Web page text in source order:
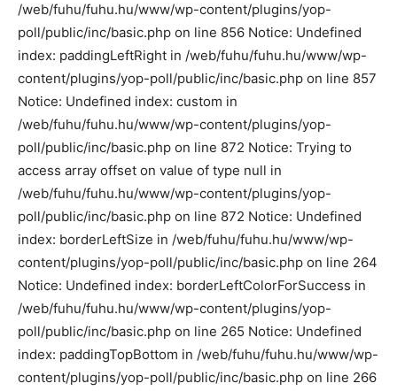
/web/fuhu/fuhu.hu/www/wp-content/plugins/yop-
poll/public/inc/basic.php on line 856 Notice: Undefined
index: paddingLeftRight in /web/fuhu/fuhu.hu/www/wp-
content/plugins/yop-poll/public/inc/basic.php on line 857
Notice: Undefined index: custom in
/web/fuhu/fuhu.hu/www/wp-content/plugins/yop-
poll/public/inc/basic.php on line 872 Notice: Trying to
access array offset on value of type null in
/web/fuhu/fuhu.hu/www/wp-content/plugins/yop-
poll/public/inc/basic.php on line 872 Notice: Undefined
index: borderLeftSize in /web/fuhu/fuhu.hu/www/wp-
content/plugins/yop-poll/public/inc/basic.php on line 264
Notice: Undefined index: borderLeftColorForSuccess in
/web/fuhu/fuhu.hu/www/wp-content/plugins/yop-
poll/public/inc/basic.php on line 265 Notice: Undefined
index: paddingTopBottom in /web/fuhu/fuhu.hu/www/wp-
content/plugins/yop-poll/public/inc/basic.php on line 266